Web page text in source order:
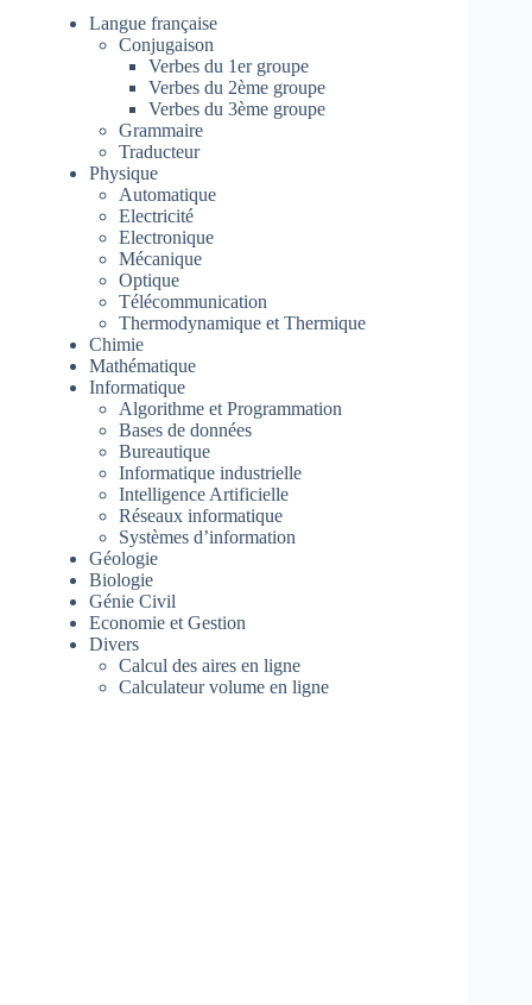
Langue française
Conjugaison
Verbes du 1er groupe
Verbes du 2ème groupe
Verbes du 3ème groupe
Grammaire
Traducteur
Physique
Automatique
Electricité
Electronique
Mécanique
Optique
Télécommunication
Thermodynamique et Thermique
Chimie
Mathématique
Informatique
Algorithme et Programmation
Bases de données
Bureautique
Informatique industrielle
Intelligence Artificielle
Réseaux informatique
Systèmes d’information
Géologie
Biologie
Génie Civil
Economie et Gestion
Divers
Calcul des aires en ligne
Calculateur volume en ligne